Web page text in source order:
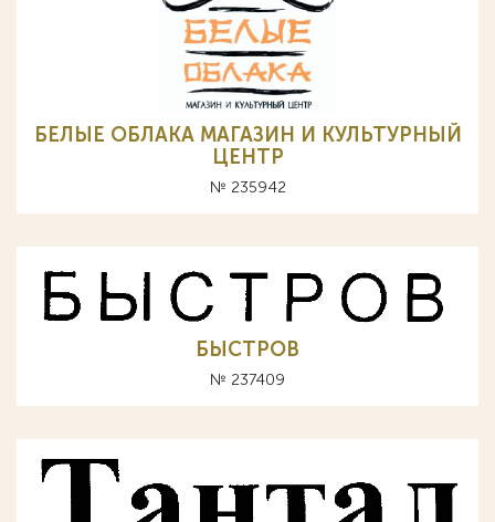
БЕЛЫЕ ОБЛАКА МАГАЗИН И КУЛЬТУРНЫЙ
ЦЕНТР
№ 235942
БЫСТРОВ
№ 237409